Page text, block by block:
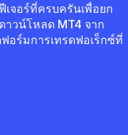
จอร์ที่ครบครันเพื่อยก
วน์โหลด MT4 จาก
อร์มการเทรดฟอเร็กซ์ที่